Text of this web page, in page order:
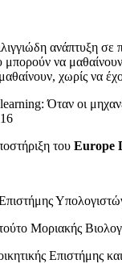
ανάπτυξη σε
να
χωρίς να
Όταν οι
του Europe
Μοριακής
Επιστήμης